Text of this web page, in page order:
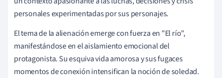
personales experimentadas por sus personajes.
El tema de la alienación emerge con fuerza en "El río",
manifestándose en el aislamiento emocional del
protagonista. Su esquiva vida amorosa y sus fugaces
momentos de conexión intensifican la noción de soledad.